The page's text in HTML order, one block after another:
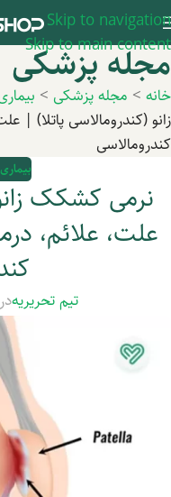
Skip to navigation
Skip to main content
مجله پزشکی
خانه > مجله پزشکی >
زانو (کندرومالاسی پاتلا) |
کندرومالاسی
نرمی کشکک
علت، علائم،
تیم تحریریهدر